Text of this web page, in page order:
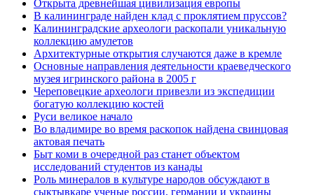
Открыта древнейшая цивилизация европы
В калининграде найден клад с проклятием пруссов?
Калининградские археологи раскопали уникальную
коллекцию амулетов
Архитектурные открытия случаются даже в кремле
Основные направления деятельности краеведческого
музея игринского района в 2005 г
Череповецкие археологи привезли из экспедиции
богатую коллекцию костей
Руси великое начало
Во владимире во время раскопок найдена свинцовая
актовая печать
Быт коми в очередной раз станет объектом
исследований студентов из канады
Роль минералов в культуре народов обсуждают в
сыктывкаре ученые россии, германии и украины